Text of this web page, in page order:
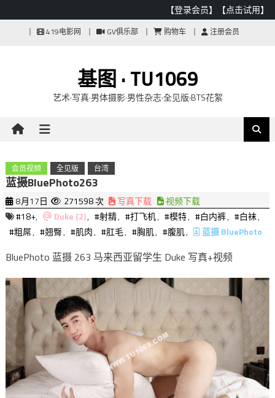
【登录会员】 【点击试用】
419电影网 GV俱乐部 购物车 注册会员
基图 · TU1069
艺术·写真·男体摄影·男性杂志·全见版·BTS花絮
会员视频 全见版 台湾
蓝摄BluePhoto263
8月17日 271598 次 写真下载
视频下载
#18+, Duke (2), #射精, #打飞机, #模特, #白内裤, #白袜,
#粗屌, #翘臀, #肌肉, #肛毛, #胸肌, #腹肌, 蓝摄 BluePhoto
BluePhoto 蓝摄 263 马来西亚留学生 Duke 写真+视频